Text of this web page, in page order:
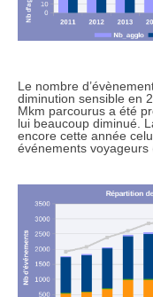
Le nombre
diminution sensible en
Mkm parcourus a été
lui beaucoup diminué.
encore cette année
événements voyageurs